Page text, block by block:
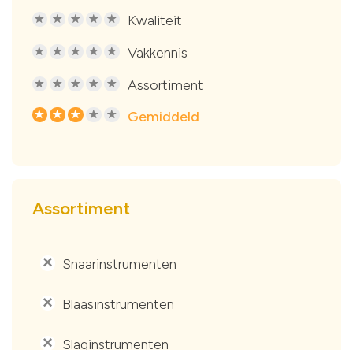
R R R R R Kwaliteit
R R R R R Vakkennis
R R R R R Assortiment
R R R R R Gemiddeld
Assortiment
' Snaarinstrumenten
' Blaasinstrumenten
' Slaginstrumenten